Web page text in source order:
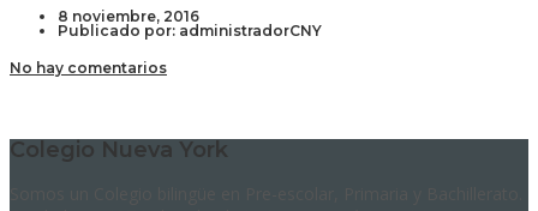
8 noviembre, 2016
Publicado por: administradorCNY
No hay comentarios
Colegio Nueva York